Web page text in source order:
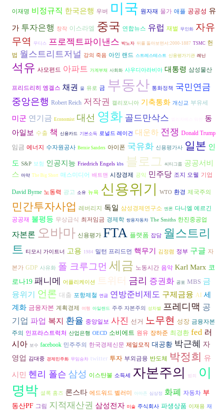
이재명 비정규직 한국은행 우버 미국 원자재 물가 애플 공공성 유
가 투자은행 창작 이스라엘 중국 연합뉴스 유럽 재벌 무인화 자유
무역
무디스 프로젝트파이낸스 박노자 뒤를 돌아보면서:2000-1887 TSMC 헌
법 월스트리트저널 강의 죽음 아인 랜드 스트레스테스트 신용평가기관 레닌
석유 사모펀드 아파트 가계부채 사회화 사우디아라비아 대통령 삼성물산
프리드리히 엥겔스 채권 물 유로 금 부동산 통화정책 국민연금
중앙은행 Robert Reich 저작권 캘리포니아 기축통화 개신교 부유세
미군 연기금 Economist 대선 영화 골드만삭스
동
아일보 수출 책 신용카드 기본소득 로널드 레이건 대운하 전쟁 Donald Trump
임금 에너지 수자원공사 Bernie Sanders 아이폰 국유화 신용평가사 일본 인
도 S&P 보험 인공지능 Friedrich Engels kbs 블로그 씨티그룹 공공서비
스 마약 The Big Short 매스미디어 배트맨 시장경제 공익 민주당 조지 오웰 기업
David Byrne 노동력 광고 소유 뉴욕 신용위기 WTO 환경 제국주의
민간투자사업 레버리지 독일 삼성경제연구소 엔론 다니엘 예르긴
공공재 불평등 무상급식 최저임금 경제학 쌍용자동차 The Smiths 한진중공업
자본론 오바마 신용평가 FTA 플랫폼 잡담 월스트리
트
티모시 가이트너 고용 1984 밀턴 프리드먼 핵무기 김정렴 정부 구글 자
본가 GDP 사유화 폴 크루그먼 세금 노동시간 음악 Karl Marx 코
로나19 패니메 어플리케이션 트위터 금리 증권화 공포 MBS 금
융위기 언론 대출 포항제철 연금 연방준비제도 구제금융 AI
세
계화 금융자본 계획경제 여행 아일랜드 주주 자본주의 성차별 프레디맥 공
기업 파업 복지 환율 중앙일보 사진 선거 노무현 성장 금융자본
주의
인프라스트럭처 산업은행 OECD 소비에트 원유 장하준 최경환 fed 러
시아 보수 facebook 민주주의 한국경제신문 제일모직 대공황 박근혜
자
영업
김대중 경제민주화 무임승차 twitter 투자 부외금융 반도체 박정희
유
시민 헨리 폴슨 삼성 이스탄불 소득세 자본주의 범죄
이
명박 셜록 홈즈 론스타 에드워드 벨러미 아마존 심상정 화폐 자동차 부
동산PF 그림 지적재산권 삼성전자 미술 주식회사 파생상품 이재용 재